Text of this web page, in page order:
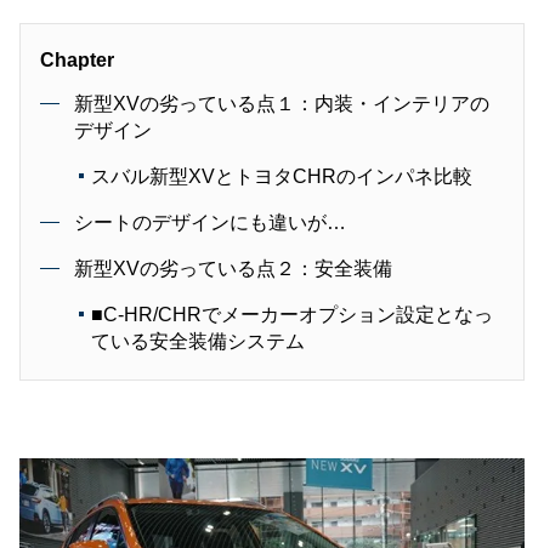
Chapter
新型XVの劣っている点１：内装・インテリアの
デザイン
スバル新型XVとトヨタCHRのインパネ比較
シートのデザインにも違いが…
新型XVの劣っている点２：安全装備
■C-HR/CHRでメーカーオプション設定となっ
ている安全装備システム